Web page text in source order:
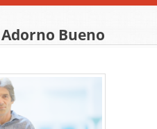
Bueno